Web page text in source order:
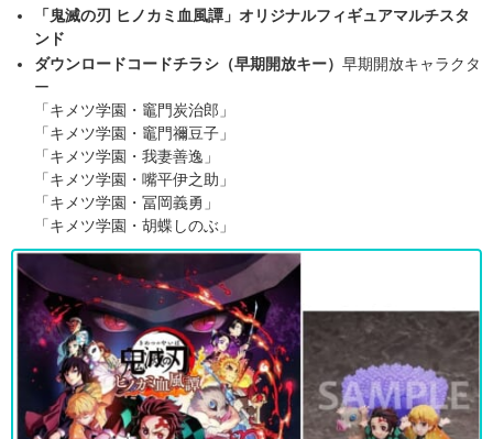
「鬼滅の刃 ヒノカミ血風譚」オリジナルフィギュアマルチスタ
ンド
ダウンロードコードチラシ（早期開放キー） 早期開放キャラクタ
ー
「キメツ学園・竈門炭治郎」
「キメツ学園・竈門禰豆子」
「キメツ学園・我妻善逸」
「キメツ学園・嘴平伊之助」
「キメツ学園・冨岡義勇」
「キメツ学園・胡蝶しのぶ」